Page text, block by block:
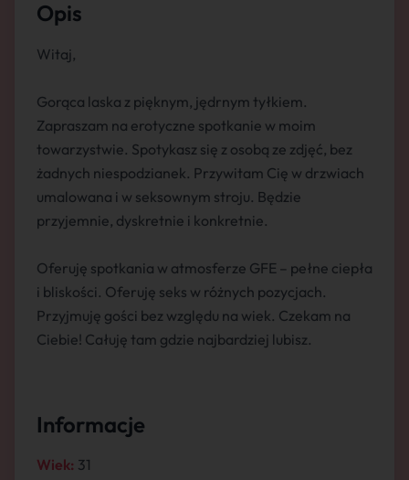
Opis
Witaj,
Gorąca laska z pięknym, jędrnym tyłkiem.
Zapraszam na erotyczne spotkanie w moim
towarzystwie. Spotykasz się z osobą ze zdjęć, bez
żadnych niespodzianek. Przywitam Cię w drzwiach
umalowana i w seksownym stroju. Będzie
przyjemnie, dyskretnie i konkretnie.
Oferuję spotkania w atmosferze GFE – pełne ciepła
i bliskości. Oferuję seks w różnych pozycjach.
Przyjmuję gości bez względu na wiek. Czekam na
Ciebie! Całuję tam gdzie najbardziej lubisz.
Informacje
Wiek: 31